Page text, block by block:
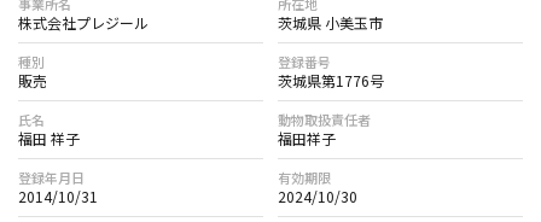
ゴールデンは５項目、ラブラドールは１３項目（２０１６年現
在）を検査しています。
★★★ 6か月の生命保証 ★★★
お引渡しから6か月間に病気で死亡してしまった場合、子犬代
金の全額を返金致します。
現状では健康に見える子犬でも成長と共に疾患が現れる場合が
あります。福田ブリーダーでは生命保証を長期間に設定し、お
客様に安心してお迎え頂けるようにしております。
事業所名
株式会社プレジール
所在地
茨城県 小美玉市
種別
販売
登録番号
茨城県第1776号
氏名
福田 祥子
動物取扱責任者
福田祥子
登録年月日
2014/10/31
有効期限
2024/10/30